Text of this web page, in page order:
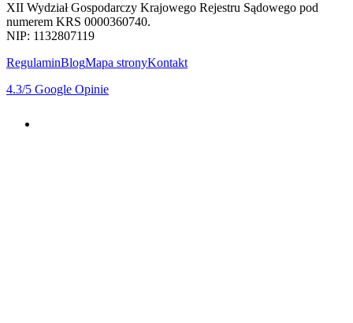
XII Wydział Gospodarczy Krajowego Rejestru Sądowego pod
numerem KRS 0000360740.
NIP: 1132807119
RegulaminBlogMapa stronyKontakt
4.3/5 Google Opinie